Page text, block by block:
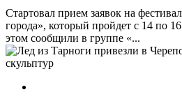
Стартовал прием заявок на
города», который пройдет с 14 по
этом сообщили в группе «...